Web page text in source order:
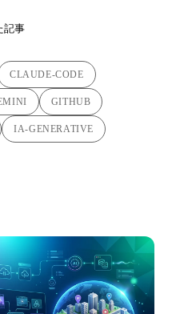
記事
CLAUDE-CODE
GITHUB
IA-GENERATIVE